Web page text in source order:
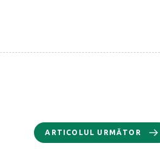
ARTICOLUL URMĂTOR